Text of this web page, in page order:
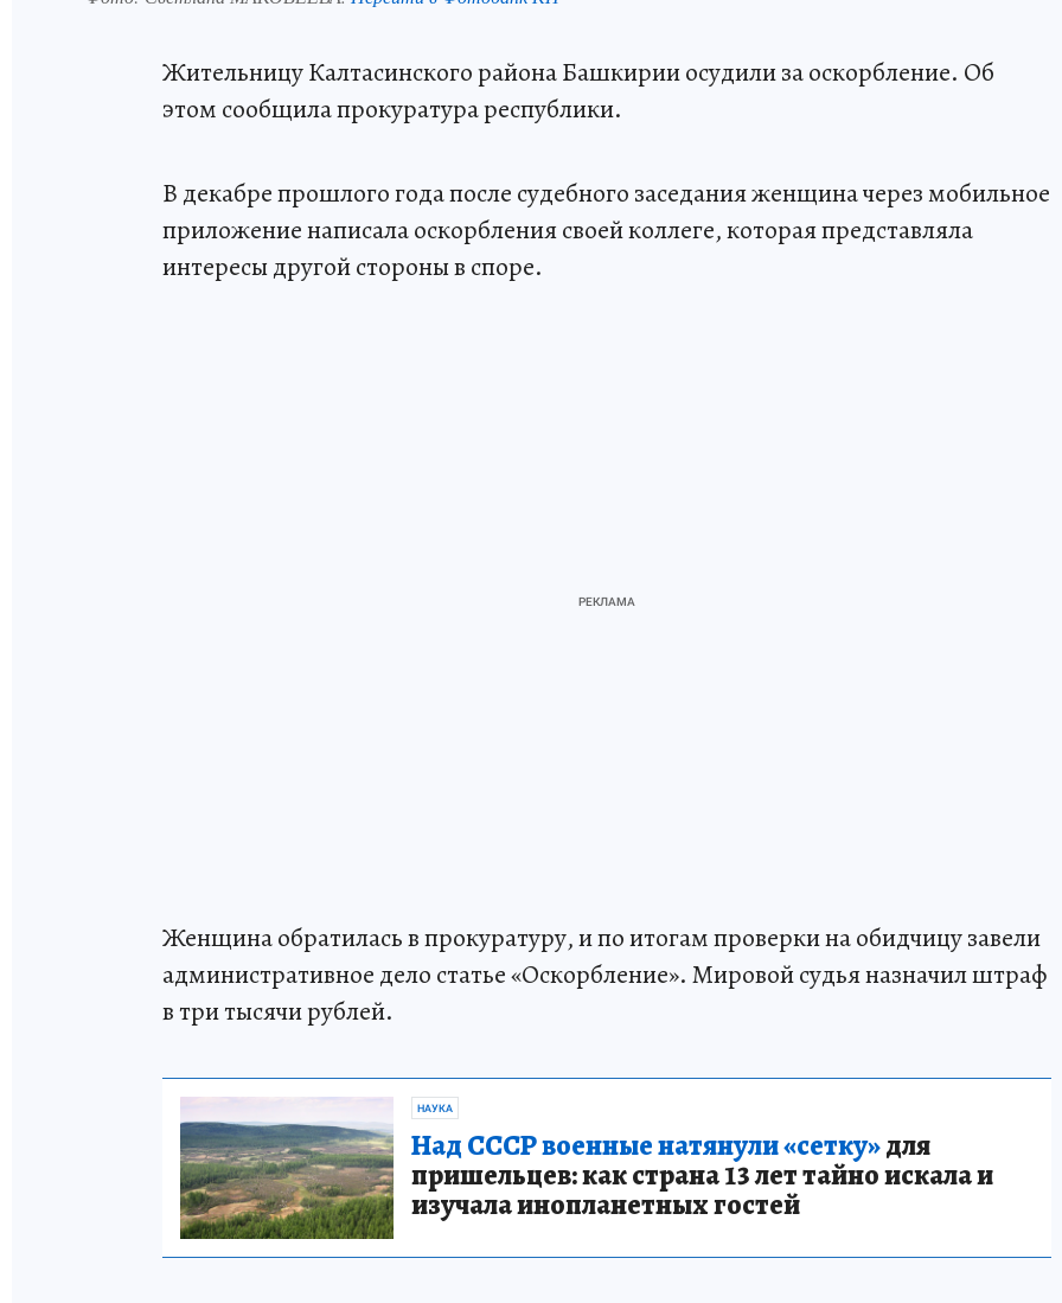
Жительницу Калтасинского района Башкирии осудили за оскорбление. Об
этом сообщила прокуратура республики.
В декабре прошлого года после судебного заседания женщина через мобильное
приложение написала оскорбления своей коллеге, которая представляла
интересы другой стороны в споре.
Женщина обратилась в прокуратуру, и по итогам проверки на обидчицу завели
административное дело статье «Оскорбление». Мировой судья назначил штраф
в три тысячи рублей.
НАУКА
Над СССР военные натянули «сетку»для
пришельцев: как страна 13 лет тайно искала и
изучала инопланетных гостей